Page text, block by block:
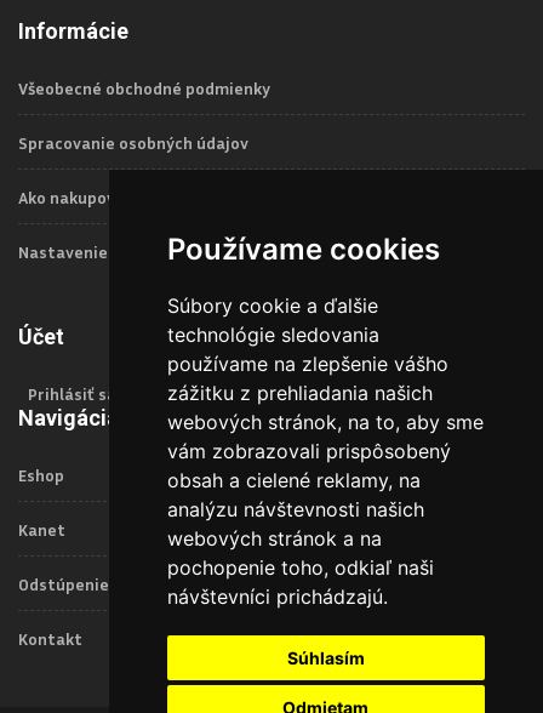
Používame cookies
Súbory cookie a ďalšie
technológie sledovania
používame na zlepšenie vášho
zážitku z prehliadania našich
webových stránok, na to, aby sme
vám zobrazovali prispôsobený
obsah a cielené reklamy, na
analýzu návštevnosti našich
webových stránok a na
pochopenie toho, odkiaľ naši
návštevníci prichádzajú.
Súhlasím
Odmietam
Informácie
Všeobecné obchodné podmienky
Spracovanie osobných údajov
Ako nakupovať
Nastavenie Cookies
Účet
Prihlásiť sa
Navigácia
Eshop
Kanet
Odstúpenie od zmluvy
Kontakt